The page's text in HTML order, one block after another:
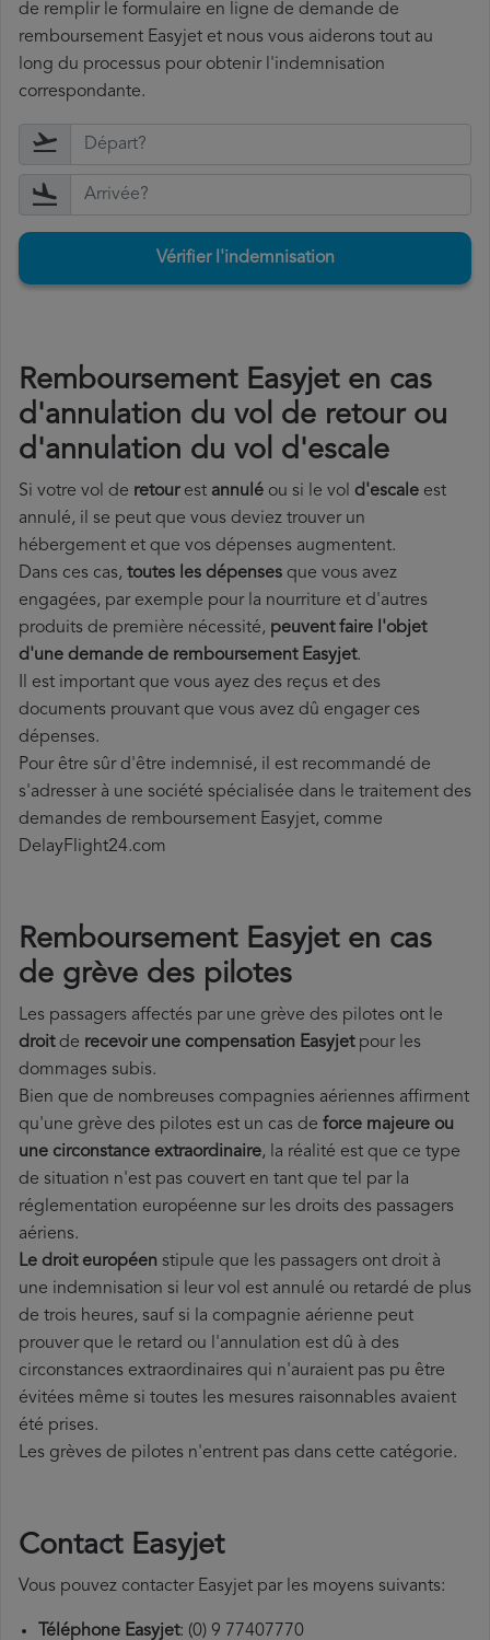
de remplir le formulaire en ligne de demande de
remboursement Easyjet et nous vous aiderons tout au
long du processus pour obtenir l'indemnisation
correspondante.
Vérifier l'indemnisation
Remboursement Easyjet en cas
d'annulation du vol de retour ou
d'annulation du vol d'escale
Si votre vol de retourest annulé ou si le vol d'escale est
annulé, il se peut que vous deviez trouver un
hébergement et que vos dépenses augmentent.
Dans ces cas, toutes les dépenses que vous avez
engagées, par exemple pour la nourriture et d'autres
produits de première nécessité, peuvent faire l'objet
d'une demande de remboursement Easyjet.
Il est important que vous ayez des reçus et des
documents prouvant que vous avez dû engager ces
dépenses.
Pour être sûr d'être indemnisé, il est recommandé de
s'adresser à une société spécialisée dans le traitement des
demandes de remboursement Easyjet, comme
DelayFlight24.com
Remboursement Easyjet en cas
de grève des pilotes
Les passagers affectés par une grève des pilotes ont le
droitde recevoir une compensation Easyjetpour les
dommages subis.
Bien que de nombreuses compagnies aériennes affirment
qu'une grève des pilotes est un cas de force majeure ou
une circonstance extraordinaire, la réalité est que ce type
de situation n'est pas couvert en tant que tel par la
réglementation européenne sur les droits des passagers
aériens.
Le droit européen stipule que les passagers ont droit à
une indemnisation si leur vol est annulé ou retardé de plus
de trois heures, sauf si la compagnie aérienne peut
prouver que le retard ou l'annulation est dû à des
circonstances extraordinaires qui n'auraient pas pu être
évitées même si toutes les mesures raisonnables avaient
été prises.
Les grèves de pilotes n'entrent pas dans cette catégorie.
Contact Easyjet
Vous pouvez contacter Easyjet par les moyens suivants:
Téléphone Easyjet: (0) 9 77407770